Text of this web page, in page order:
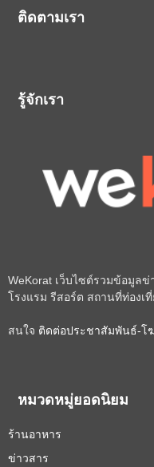
ติดตามเรา
รู้จักเรา
WeKorat เว็บไซต์รวมข้อมูล
โรงแรม รีสอร์ต สถานที่ท่องเ
สนใจ ติดต่อประชาสัมพันธ์-โ
หมวดหมู่ยอดนิยม
ร้านอาหาร
ข่าวสาร